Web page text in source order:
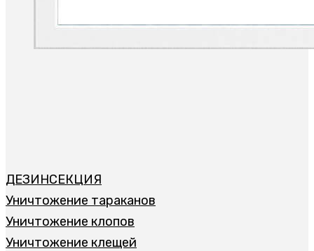
ДЕЗИНСЕКЦИЯ
Уничтожение тараканов
Уничтожение клопов
Уничтожение клещей